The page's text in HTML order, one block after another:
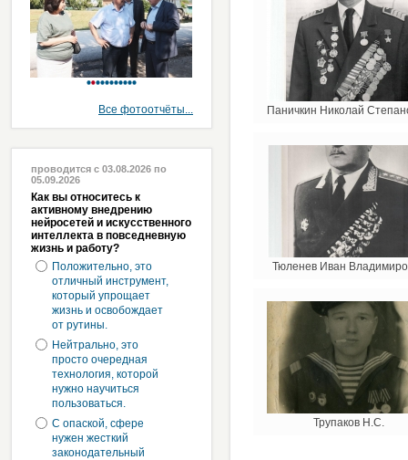
Все фотоотчёты...
проводится с 03.08.2026 по
05.09.2026
Как вы относитесь к
активному внедрению
нейросетей и искусственного
интеллекта в повседневную
жизнь и работу?
Положительно, это
отличный инструмент,
который упрощает
жизнь и освобождает
от рутины.
Нейтрально, это
просто очередная
технология, которой
нужно научиться
пользоваться.
С опаской, сфере
нужен жесткий
законодательный
Паничкин Николай
Тюленев Иван
Трупаков Н.С.